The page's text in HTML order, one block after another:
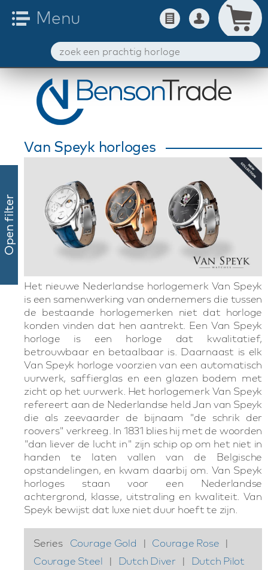
Open filter
Van Speyk horloges
Het nieuwe Nederlandse horlogemerk Van Speyk
is een samenwerking van ondernemers die tussen
de bestaande horlogemerken niet dat horloge
konden vinden dat hen aantrekt. Een Van Speyk
horloge is een horloge dat kwalitatief,
betrouwbaar en betaalbaar is. Daarnaast is elk
Van Speyk horloge voorzien van een automatisch
uurwerk, saffierglas en een glazen bodem met
zicht op het uurwerk. Het horlogemerk Van Speyk
refereert aan de Nederlandse held Jan van Speyk
die als zeevaarder de bijnaam "de schrik der
roovers" verkreeg. In 1831 blies hij met de woorden
"dan liever de lucht in" zijn schip op om het niet in
handen te laten vallen van de Belgische
opstandelingen, en kwam daarbij om. Van Speyk
horloges staan voor een Nederlandse
achtergrond, klasse, uitstraling en kwaliteit. Van
Speyk bewijst dat luxe niet duur hoeft te zijn.
Series Courage Gold | Courage Rose |
Courage Steel
| Dutch Diver |
Dutch Pilot